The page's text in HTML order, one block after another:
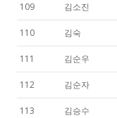
109 김소진
110 김숙
111 김순우
112 김순자
113 김승수